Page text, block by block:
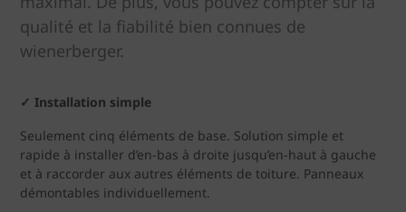
qualité et la fiabilité bien connues de
wienerberger.
✓ Installation simple
Seulement cinq éléments de base. Solution simple et
rapide à installer d’en-bas à droite jusqu’en-haut à gauche
et à raccorder aux autres éléments de toiture. Panneaux
démontables individuellement.